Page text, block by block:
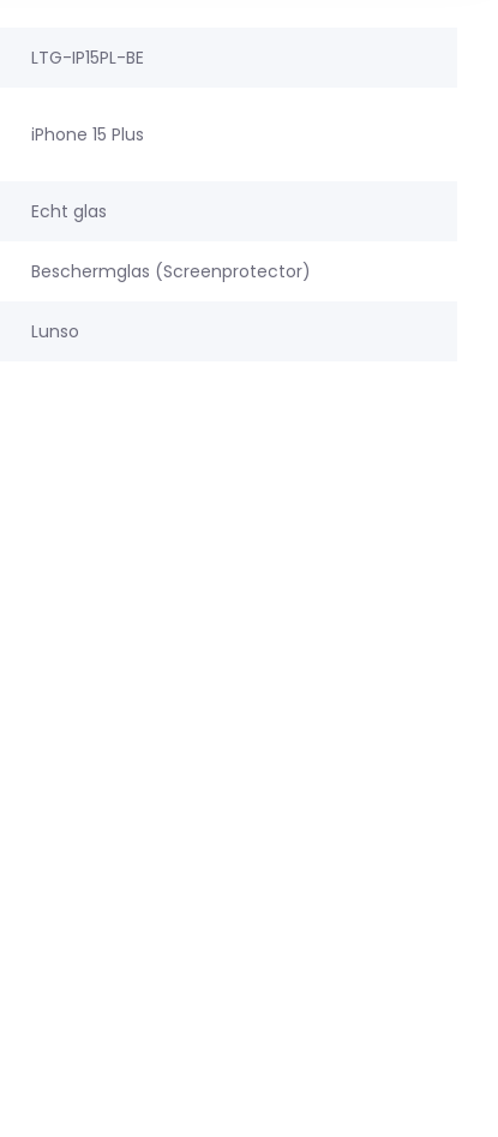
LTG-IP15PL-BE
iPhone 15 Plus
Echt glas
Beschermglas (Screenprotector)
Lunso